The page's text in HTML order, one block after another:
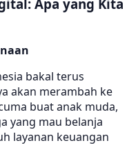
Apa yang Kita
bakal terus
akan merambah ke
buat anak muda,
yang mau belanja
layanan keuangan